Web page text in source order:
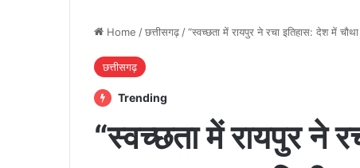
Home /छत्तीसगढ़ /“स्वच्छता में रायपुर ने रचा इतिहास: देश में
छत्तीसगढ़
Trending
“स्वच्छता में रायपुर ने